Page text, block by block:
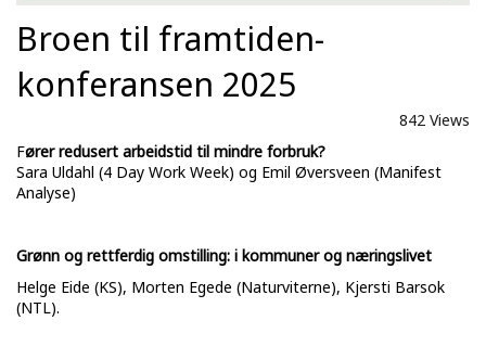
Broen til framtiden-
konferansen 2025
842 Views
Fører redusert arbeidstid til mindre forbruk?
Sara Uldahl (4 Day Work Week) og Emil Øversveen (Manifest
Analyse)
Grønn og rettferdig omstilling: i kommuner og næringslivet
Helge Eide (KS), Morten Egede (Naturviterne), Kjersti Barsok
(NTL).